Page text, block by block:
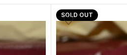
SOLD OUT